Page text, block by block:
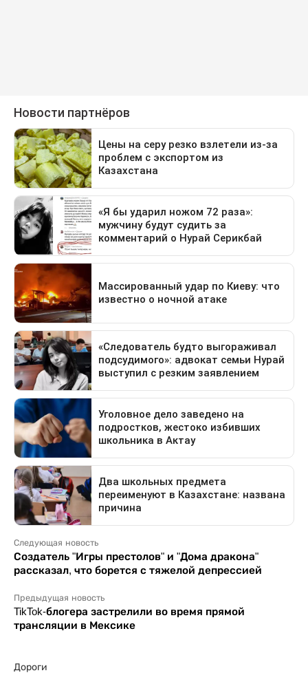
Следующая новость
Создатель "Игры престолов" и "Дома дракона"
рассказал, что борется с тяжелой депрессией
Предыдущая новость
TikTok-блогера застрелили во время прямой
трансляции в Мексике
Дороги